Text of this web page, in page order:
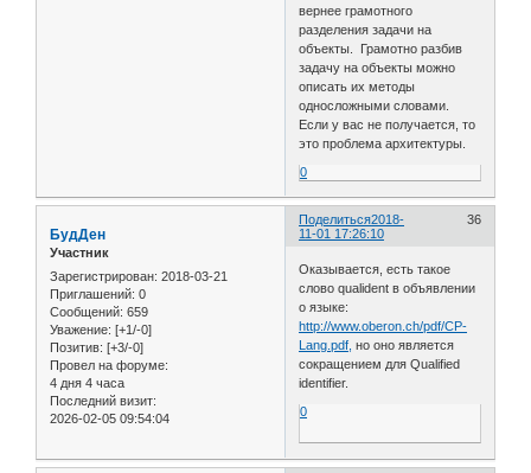
вернее грамотного
разделения задачи на
объекты. Грамотно разбив
задачу на объекты можно
описать их методы
односложными словами.
Если у вас не получается, то
это проблема архитектуры.
0
Поделиться 36
2018-
11-01 17:26:10
БудДен
Участник
Зарегистрирован: 2018-03-21
Приглашений: 0
Сообщений: 659
Уважение: [+1/-0]
Позитив: [+3/-0]
Провел на форуме:
4 дня 4 часа
Последний визит:
2026-02-05 09:54:04
Оказывается, есть такое
слово qualident в объявлении
о языке:
http://www.oberon.ch/pdf/CP-
Lang.pdf, но оно является
сокращением для Qualified
identifier.
0